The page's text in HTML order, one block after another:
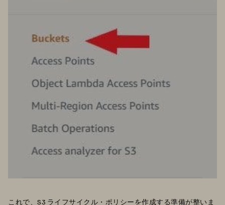
これで、S3 ライフサイクル・ポリシーを作成する準備が整いま